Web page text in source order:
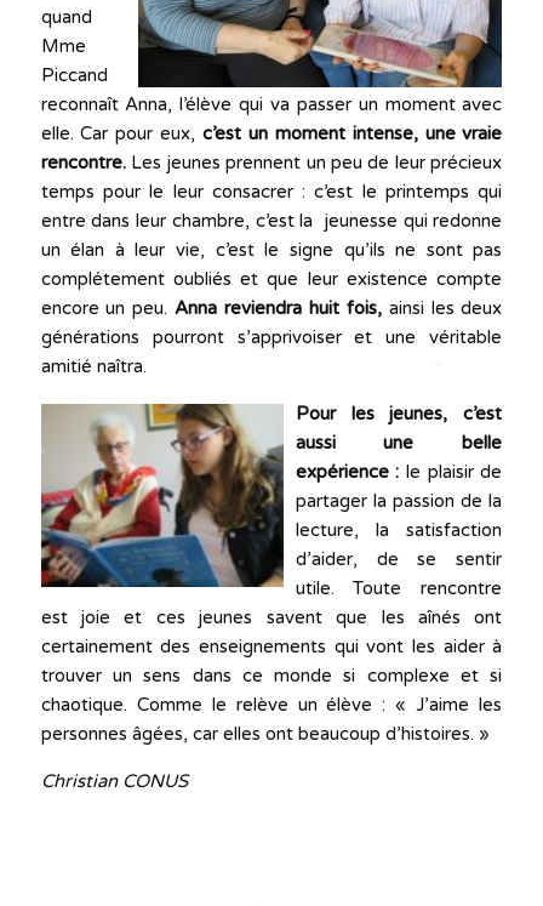
quand
Mme
Piccand
reconnaît Anna, l’élève qui va passer un moment avec
elle. Car pour eux, c’est un moment intense, une vraie
rencontre. Les jeunes prennent un peu de leur précieux
temps pour le leur consacrer : c’est le printemps qui
entre dans leur chambre, c’est la jeunesse qui redonne
un élan à leur vie, c’est le signe qu’ils ne sont pas
complétement oubliés et que leur existence compte
encore un peu.Anna reviendra huit fois,ainsi les deux
générations pourront s’apprivoiser et une véritable
amitié naîtra.
Pour les jeunes, c’est
aussi une belle
expérience : le plaisir de
partager la passion de la
lecture, la satisfaction
d’aider, de se sentir
utile. Toute rencontre
est joie et ces jeunes savent que les aînés ont
certainement des enseignements qui vont les aider à
trouver un sens dans ce monde si complexe et si
chaotique. Comme le relève un élève : « J’aime les
personnes âgées, car elles ont beaucoup d’histoires. »
Christian CONUS